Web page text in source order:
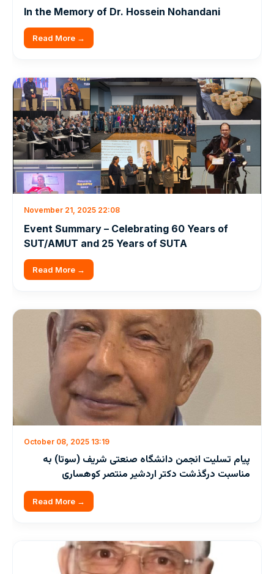
In the Memory of Dr. Hossein Nohandani
Read More →
November 21, 2025 22:08
Event Summary – Celebrating 60 Years of
SUT/AMUT and 25 Years of SUTA
Read More →
October 08, 2025 13:19
پيام تسليت انجمن دانشگاه صنعتی شريف (سوتا) به
مناسبت درگذشت دکتر اردشير منتصر کوهساری
Read More →